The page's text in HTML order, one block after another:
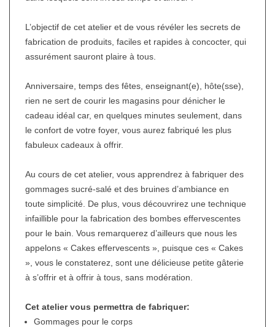
L’objectif de cet atelier et de vous révéler les secrets de
fabrication de produits, faciles et rapides à concocter, qui
assurément sauront plaire à tous.
Anniversaire, temps des fêtes, enseignant(e), hôte(sse),
rien ne sert de courir les magasins pour dénicher le
cadeau idéal car, en quelques minutes seulement, dans
le confort de votre foyer, vous aurez fabriqué les plus
fabuleux cadeaux à offrir.
Au cours de cet atelier, vous apprendrez à fabriquer des
gommages sucré-salé et des bruines d’ambiance en
toute simplicité. De plus, vous découvrirez une technique
infaillible pour la fabrication des bombes effervescentes
pour le bain. Vous remarquerez d’ailleurs que nous les
appelons « Cakes effervescents », puisque ces « Cakes
», vous le constaterez, sont une délicieuse petite gâterie
à s’offrir et à offrir à tous, sans modération.
Cet atelier vous permettra de fabriquer:
Gommages pour le corps